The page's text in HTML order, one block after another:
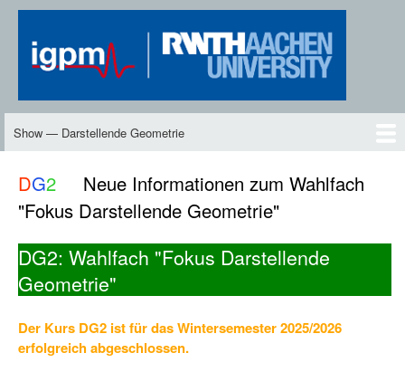
Skip
to
main
content
Darstellende
Show — Darstellende Geometrie
DG2
Neues
Inhalte
Skript
Vorlesungen
Übungen
DG-TV
DG2-TV
Downloads
Personen
DG2 Neue Informationen zum Wahlfach
"Fokus Darstellende Geometrie"
DG2: Wahlfach "Fokus Darstellende
Geometrie"
Der Kurs DG2 ist für das Wintersemester 2025/2026
erfolgreich abgeschlossen.